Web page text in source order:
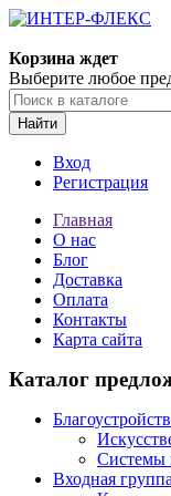
Корзина ждет
Выберите любое
Найти
Вход
Регистрация
Главная
О нас
Блог
Доставка
Оплата
Контакты
Карта сайта
Каталог
Системы
Входная группа